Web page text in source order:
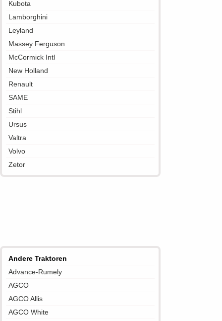
Kubota
Lamborghini
Leyland
Massey Ferguson
McCormick Intl
New Holland
Renault
SAME
Stihl
Ursus
Valtra
Volvo
Zetor
Andere Traktoren
Advance-Rumely
AGCO
AGCO Allis
AGCO White